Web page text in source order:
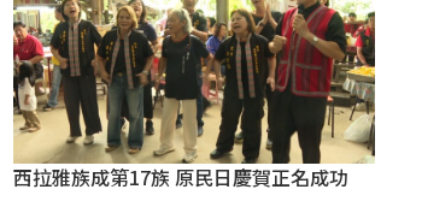
西拉雅族成第17族 原民日慶賀正名成功